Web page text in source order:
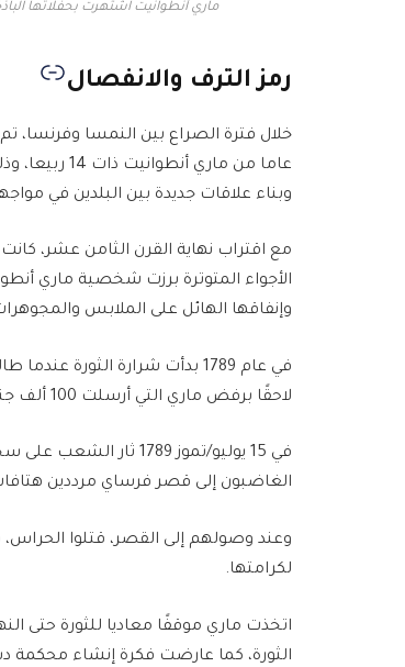
ماري أنطوانيت اشتهرت بحفلاتها
رمز الترف والانفصال
وبناء علاقات جديدة بين البلدين في
مع اقتراب نهاية القرن الثامن عشر،
الأجواء المتوترة برزت شخصية ماري
وإنفاقها الهائل على الملابس
في عام 1789 بدأت شرارة
لاحقًا برفض ماري التي أرسلت 100 ألف جندي لقمع المتظاهرين.
في 15 يوليو/تموز
الغاضبون إلى قصر فرساي مرددين
وعند وصولهم إلى القصر، قتلوا الحراس،
لكرامتها.
اتخذت ماري موقفًا معاديا للثورة حتى
الثورة، كما عارضت فكرة إنشاء محكمة